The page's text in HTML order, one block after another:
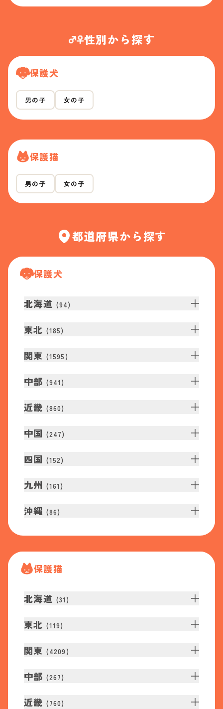
性別から探す
保護犬
男の子 女の子
保護猫
男の子 女の子
都道府県から探す
保護犬
北海道 (94)
東北 (185)
関東 (1595 )
中部 (941 )
近畿 (860)
中国 (247)
四国 (152)
九州 (161 )
沖縄 (86)
保護猫
北海道 (31 )
東北 (119)
関東 (4209 )
中部 (267)
近畿 (760)